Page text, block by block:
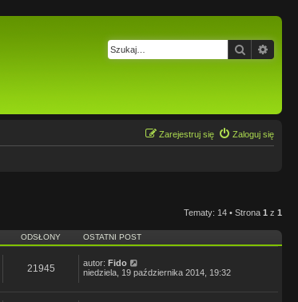
Szukaj
Zaloguj się
Zarejestruj się
Tematy: 14 • Strona 1 z 1
ODSŁONY OSTATNI POST
21945 autor: Fido
niedziela, 19 października 2014, 19:32